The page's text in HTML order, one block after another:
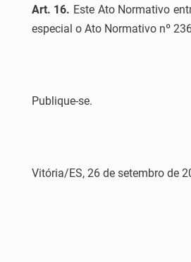
Art. 16. Este Ato Normativo
especial o Ato Normativo nº
Publique-se.
Vitória/ES, 26 de setembro de